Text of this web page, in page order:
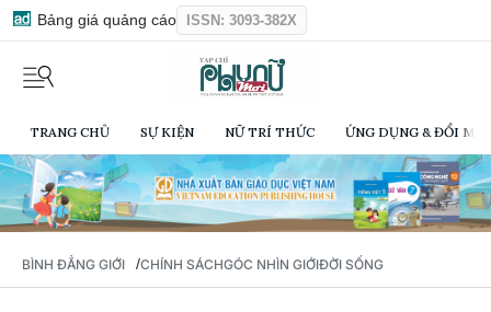
Bảng giá quảng cáo ISSN: 3093-382X
TRANG CHỦ SỰ KIỆN NỮ TRÍ THỨC ỨNG DỤNG & ĐỔI
BÌNH ĐẲNG GIỚI /CHÍNH SÁCHGÓC NHÌN GIỚIĐỜI SỐNG